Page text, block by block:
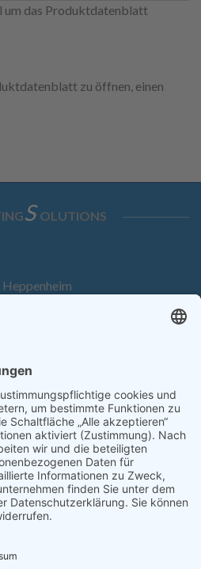
um das Produktdatenblatt
zu öffnen, einen
S OLUTIONS